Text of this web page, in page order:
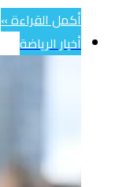
أكمل القراءة »
أخبار الرياضة